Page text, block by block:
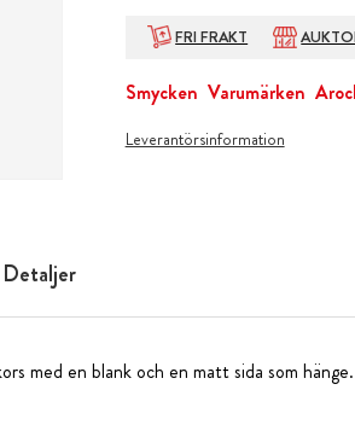
FRI FRAKT
Smycken Varumärken
Leverantörsinformation
Detaljer
med en blank och en matt sida som hänge.